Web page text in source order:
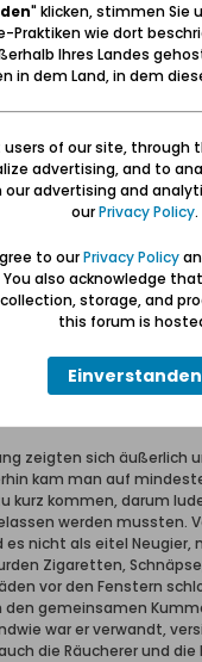
eine Heimat haben
in der
"Muzeum Stutthof
Seite 15:
zeigten sich
kam man auf
kommen, darum
werden mussten.
nicht als eitel
Zigaretten,
vor den Fenstern
gemeinsamen
war er verwandt,
die Räucherer und
" klicken, stimmen Sie
wie dort
Ihres Landes
in dem Land, in dem
of our site, through
advertising, and to
advertising and
ourPrivacy Policy.
to ourPrivacy Policy
also acknowledge
storage, and
this forum is
Einverstanden